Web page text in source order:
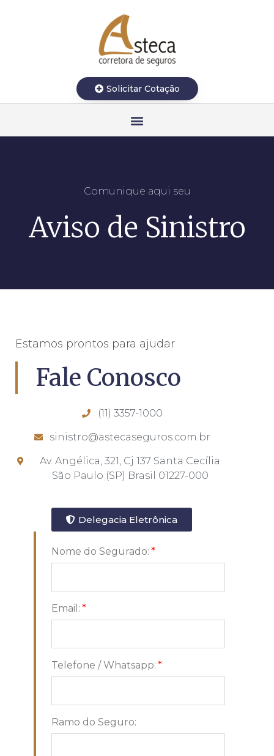
Solicitar Cotação
Comunique aqui seu
Aviso de Sinistro
Estamos prontos para ajudar
Fale Conosco
(11) 3357-1000
sinistro@astecaseguros.com.br
Av. Angélica, 321, Cj 137 Santa Cecília
São Paulo (SP) Brasil 01227-000
Delegacia Eletrônica
Nome do Segurado:
Email:
Telefone / Whatsapp:
Ramo do Seguro: